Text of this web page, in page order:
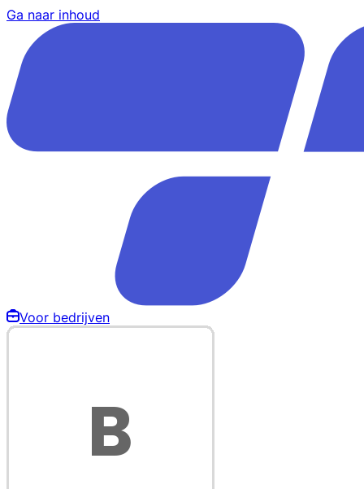
Ga naar inhoud
Voor bedrijven